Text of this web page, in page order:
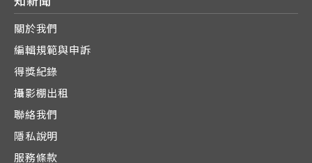
關於我們
編輯規範與申訴
得獎紀錄
攝影棚出租
聯絡我們
隱私說明
服務條款